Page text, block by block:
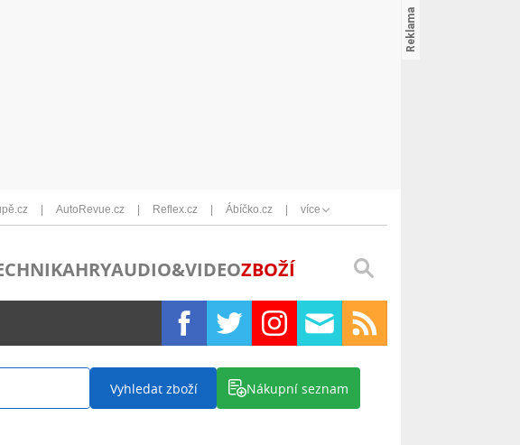
AutoRevue.cz Reflex.cz Ábíčko.cz více
HRYAUDIO&VIDEOZBOŽÍ
Vyhledat zboží Nákupní seznam